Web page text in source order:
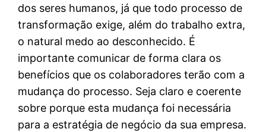
dos seres humanos, já que todo processo de
transformação exige, além do trabalho extra,
o natural medo ao desconhecido. É
importante comunicar de forma clara os
benefícios que os colaboradores terão com a
mudança do processo. Seja claro e coerente
sobre porque esta mudança foi necessária
para a estratégia de negócio da sua empresa.